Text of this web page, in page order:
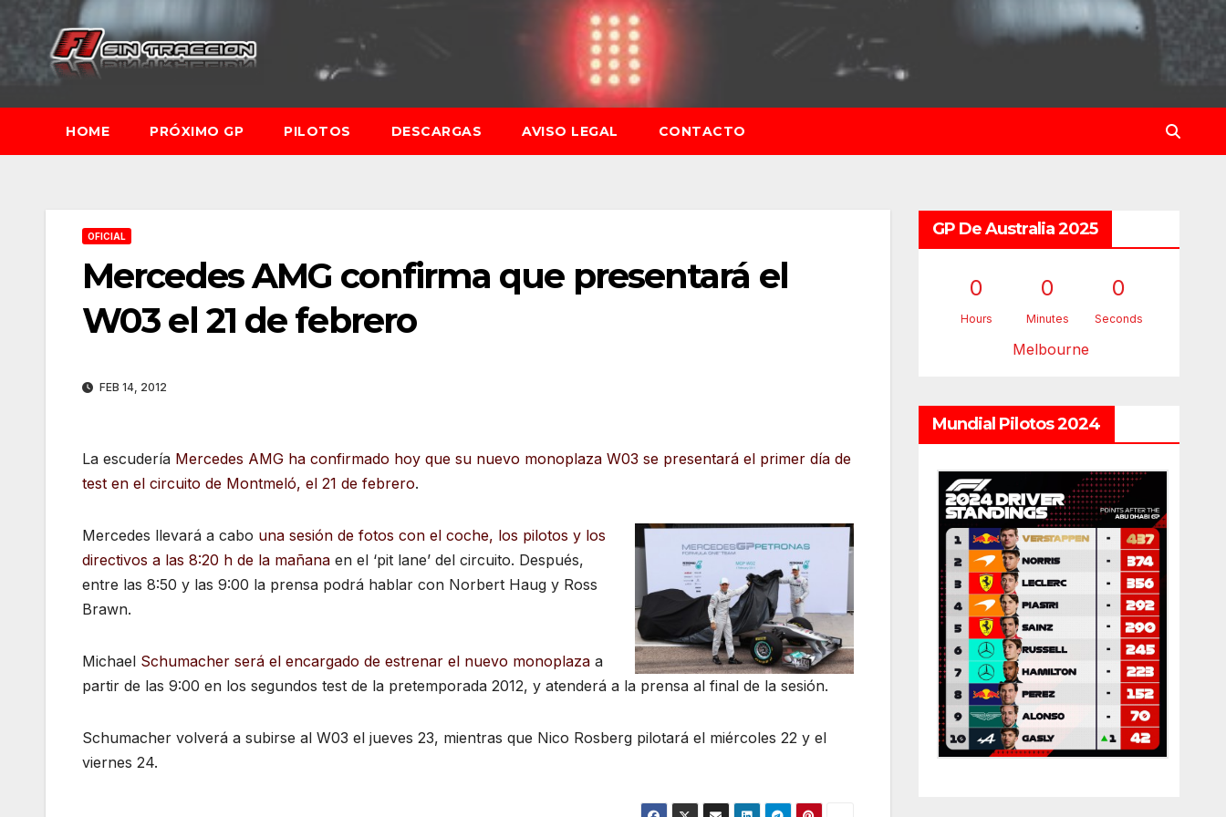
Saltar
contenido
HOME PRÓXIMO GP PILOTOS DESCARGAS AVISO LEGAL CONTACTO
OFICIAL
Mercedes AMG confirma que presentará el
W03 el 21 de febrero
FEB 14, 2012
La escudería Mercedes AMG ha confirmado hoy que su nuevo monoplaza W03 se presentará el primer día de
test en el circuito de Montmeló, el 21 de febrero.
Mercedes llevará a cabo una sesión de fotos con el coche, los pilotos y los
directivos a las 8:20 h de la mañana en el ‘pit lane’ del circuito. Después,
entre las 8:50 y las 9:00 la prensa podrá hablar con Norbert Haug y Ross
Brawn.
Michael Schumacher será el encargado de estrenar el nuevo monoplaza a
partir de las 9:00 en los segundos test de la pretemporada 2012, y atenderá a la prensa al final de la sesión.
Schumacher volverá a subirse al W03 el jueves 23, mientras que Nico Rosberg pilotará el miércoles 22 y el
viernes 24.
GP De Australia 2025
0
Hours
0
Minutes
0
Seconds
Melbourne
Mundial Pilotos 2024